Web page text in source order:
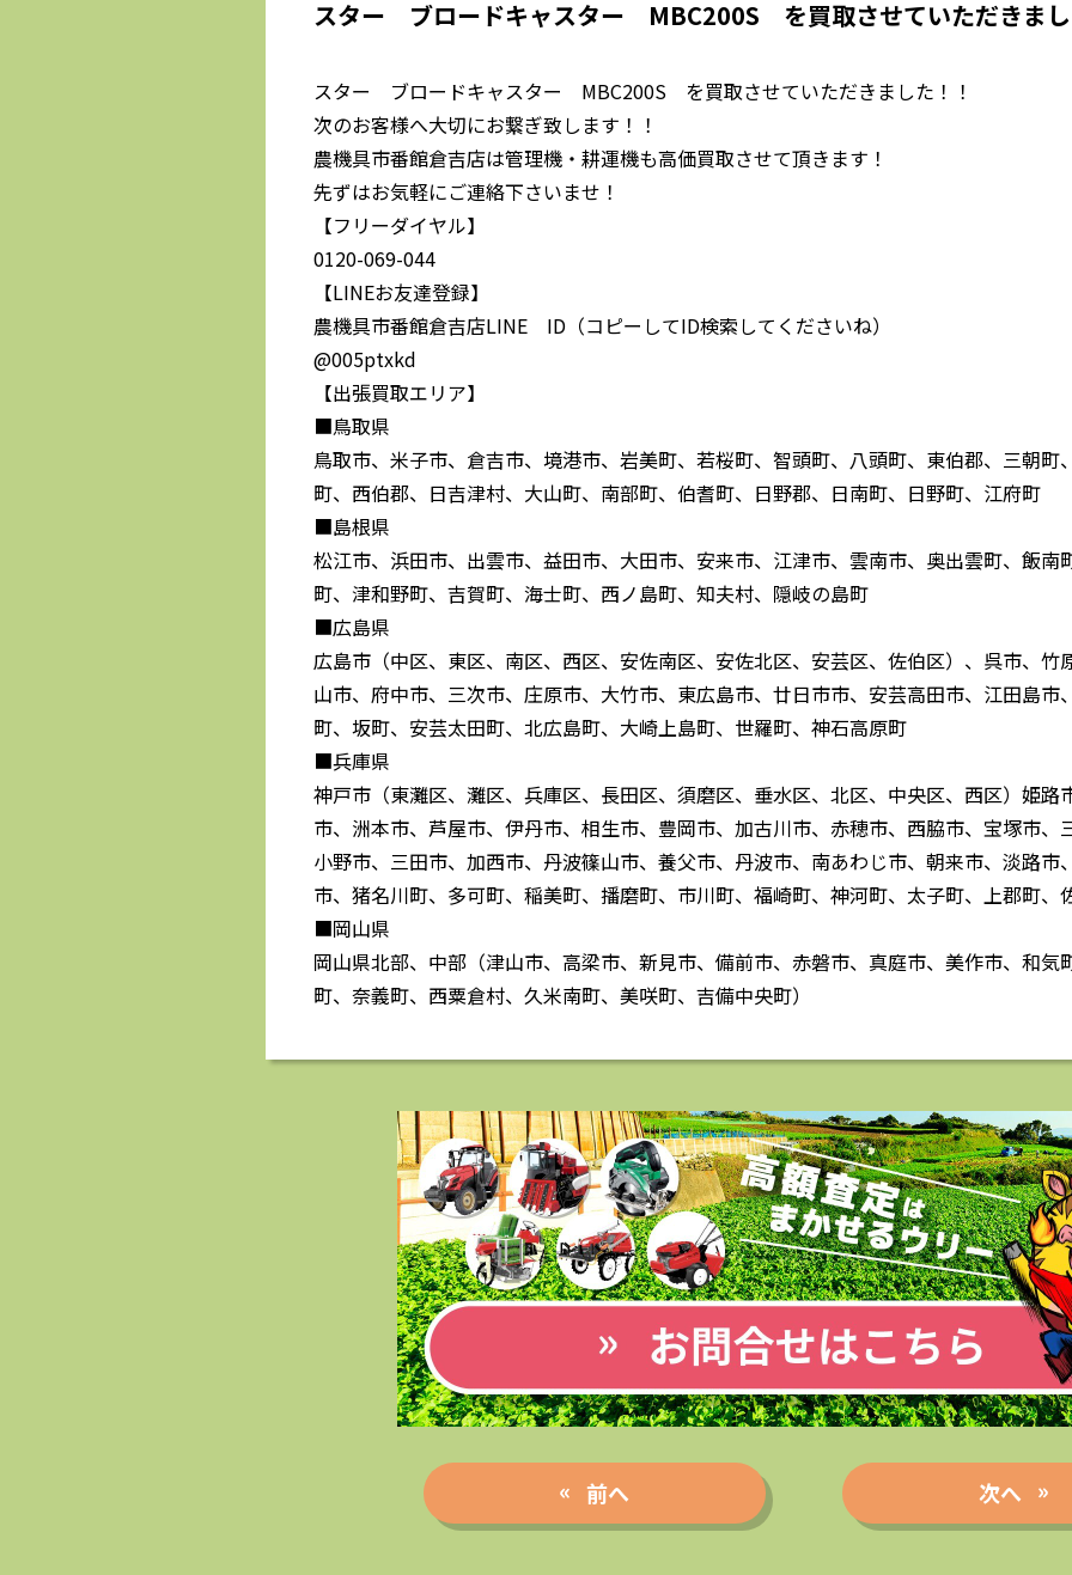
スター ブロードキャスター MBC200S を買取させていただきま
スター ブロードキャスター MBC200S を買取させていただきました！！
次のお客様へ大切にお繋ぎ致します！！
農機具市番館倉吉店は管理機・耕運機も高価買取させて頂きます！
先ずはお気軽にご連絡下さいませ！
【フリーダイヤル】
0120-069-044
【LINEお友達登録】
農機具市番館倉吉店LINE ID（コピーしてID検索してくださいね）
@005ptxkd
【出張買取エリア】
■鳥取県
鳥取市、米子市、倉吉市、境港市、岩美町、若桜町、智頭町、八頭町、東伯郡、三朝町
町、西伯郡、日吉津村、大山町、南部町、伯耆町、日野郡、日南町、日野町、江府町
■島根県
松江市、浜田市、出雲市、益田市、大田市、安来市、江津市、雲南市、奥出雲町、飯南
町、津和野町、吉賀町、海士町、西ノ島町、知夫村、隠岐の島町
■広島県
広島市（中区、東区、南区、西区、安佐南区、安佐北区、安芸区、佐伯区）、呉市、竹
山市、府中市、三次市、庄原市、大竹市、東広島市、廿日市市、安芸高田市、江田島市
町、坂町、安芸太田町、北広島町、大崎上島町、世羅町、神石高原町
■兵庫県
神戸市（東灘区、灘区、兵庫区、長田区、須磨区、垂水区、北区、中央区、西区）姫路
市、洲本市、芦屋市、伊丹市、相生市、豊岡市、加古川市、赤穂市、西脇市、宝塚市、
小野市、三田市、加西市、丹波篠山市、養父市、丹波市、南あわじ市、朝来市、淡路市
市、猪名川町、多可町、稲美町、播磨町、市川町、福崎町、神河町、太子町、上郡町、
■岡山県
岡山県北部、中部（津山市、高梁市、新見市、備前市、赤磐市、真庭市、美作市、和気
町、奈義町、西粟倉村、久米南町、美咲町、吉備中央町）
前へ 次へ